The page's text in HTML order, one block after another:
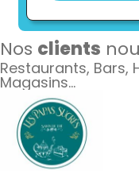
Nos clients
Restaurants, Bars,
Magasins…